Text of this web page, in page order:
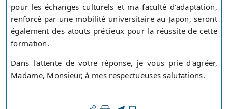
pour les échanges culturels et ma faculté d'adaptation,
renforcé par une mobilité universitaire au Japon, seront
également des atouts précieux pour la réussite de cette
formation.
Dans l'attente de votre réponse, je vous prie d'agréer,
Madame, Monsieur, à mes respectueuses salutations.